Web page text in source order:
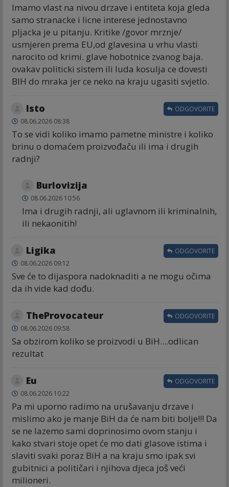
Imamo vlast na nivou drzave i entiteta koja gleda
samo stranacke i licne interese jednostavno
pljacka je u pitanju. Kritike /govor mrznje/
usmjeren prema EU,od glavesina u vrhu vlasti
narocito od krimi. glave hobotnice zvanog baja.
ovakav politicki sistem ili luda kosulja ce dovesti
BIH do mraka jer ce neko na kraju ugasiti svjetlo.
Isto
08.06.2026 08:38
To se vidi koliko imamo pametne ministre i koliko
brinu o domaćem proizvođaču ili ima i drugih
radnji?
ODGOVORITE
Burlovizija
08.06.2026 10:56
Ima i drugih radnji, ali uglavnom ili kriminalnih,
ili nekaonitih!
Ligika
08.06.2026 09:12
Sve će to dijaspora nadoknaditi a ne mogu očima
da ih vide kad dođu.
ODGOVORITE
TheProvocateur
08.06.2026 09:58
Sa obzirom koliko se proizvodi u BiH....odlican
rezultat
ODGOVORITE
Eu
08.06.2026 10:22
Pa mi uporno radimo na urušavanju drzave i
mislimo ako je manje BiH da će nam biti bolje!!! Da
se ne lazemo sami doprinosimo ovom stanju i
kako stvari stoje opet će mo dati glasove istima i
slaviti svaki poraz BiH a na kraju smo ipak svi
gubitnici a političari i njihova djeca još veći
milioneri.
ODGOVORITE